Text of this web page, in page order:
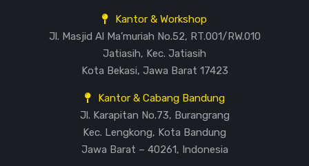
Kantor & Workshop
Jl. Masjid Al Ma’muriah No.52, RT.001/RW.010
Jatiasih, Kec. Jatiasih
Kota Bekasi, Jawa Barat 17423
Kantor & Cabang Bandung
Jl. Karapitan No.73, Burangrang
Kec. Lengkong, Kota Bandung
Jawa Barat – 40261, Indonesia